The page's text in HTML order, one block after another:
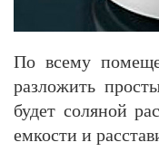
По всему
разложить
будет соляной
емкости и